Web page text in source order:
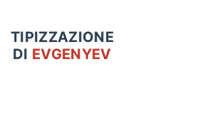
TIPIZZAZIONE
DI EVGENYEV